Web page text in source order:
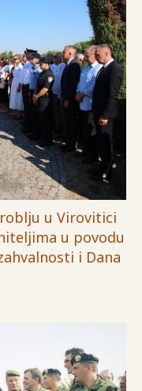
u Virovitici
u povodu
i Dana